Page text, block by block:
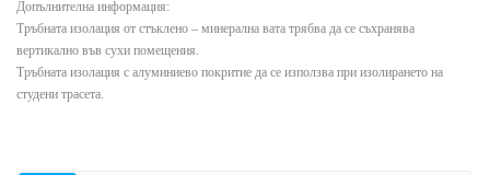
Допълнителна информация:
Тръбната изолация от стъклено – минерална вата трябва да се съхранява
вертикално във сухи помещения.
Тръбната изолация с алуминиево покритие да се използва при изолирането на
студени трасета.